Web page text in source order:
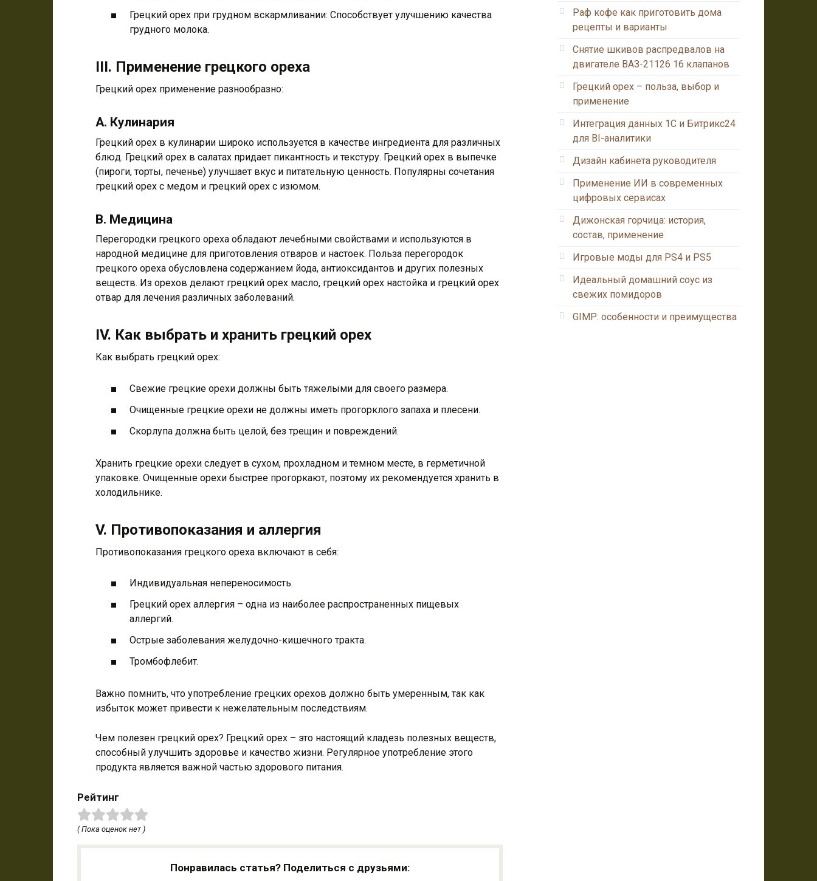
Грецкий орех при грудном вскармливании: Способствует улучшению качества
грудного молока.
III. Применение грецкого ореха
Грецкий орех применение разнообразно:
A. Кулинария
Грецкий орех в кулинарии широко используется в качестве ингредиента для различных
блюд. Грецкий орех в салатах придает пикантность и текстуру. Грецкий орех в выпечке
(пироги, торты, печенье) улучшает вкус и питательную ценность. Популярны сочетания
грецкий орех с медом и грецкий орех с изюмом.
B. Медицина
Перегородки грецкого ореха обладают лечебными свойствами и используются в
народной медицине для приготовления отваров и настоек. Польза перегородок
грецкого ореха обусловлена содержанием йода, антиоксидантов и других полезных
веществ. Из орехов делают грецкий орех масло, грецкий орех настойка и грецкий орех
отвар для лечения различных заболеваний.
IV. Как выбрать и хранить грецкий орех
Как выбрать грецкий орех:
Свежие грецкие орехи должны быть тяжелыми для своего размера.
Очищенные грецкие орехи не должны иметь прогорклого запаха и плесени.
Скорлупа должна быть целой, без трещин и повреждений.
Хранить грецкие орехи следует в сухом, прохладном и темном месте, в герметичной
упаковке. Очищенные орехи быстрее прогоркают, поэтому их рекомендуется хранить в
холодильнике.
V. Противопоказания и аллергия
Противопоказания грецкого ореха включают в себя:
Индивидуальная непереносимость.
Грецкий орех аллергия – одна из наиболее распространенных пищевых
аллергий.
Острые заболевания желудочно-кишечного тракта.
Тромбофлебит.
Важно помнить, что употребление грецких орехов должно быть умеренным, так как
избыток может привести к нежелательным последствиям.
Чем полезен грецкий орех? Грецкий орех – это настоящий кладезь полезных веществ,
способный улучшить здоровье и качество жизни. Регулярное употребление этого
продукта является важной частью здорового питания.
Рейтинг
( Пока оценок нет )
Понравилась статья? Поделиться с друзьями:
Раф кофе как приготовить дома
рецепты и варианты
Снятие шкивов распредвалов на
двигателе ВАЗ-21126 16 клапанов
Грецкий орех – польза, выбор и
применение
Интеграция данных 1С и Битрикс24
для BI-аналитики
Дизайн кабинета руководителя
Применение ИИ в современных
цифровых сервисах
Дижонская горчица: история,
состав, применение
Игровые моды для PS4 и PS5
Идеальный домашний соус из
свежих помидоров
GIMP: особенности и преимущества